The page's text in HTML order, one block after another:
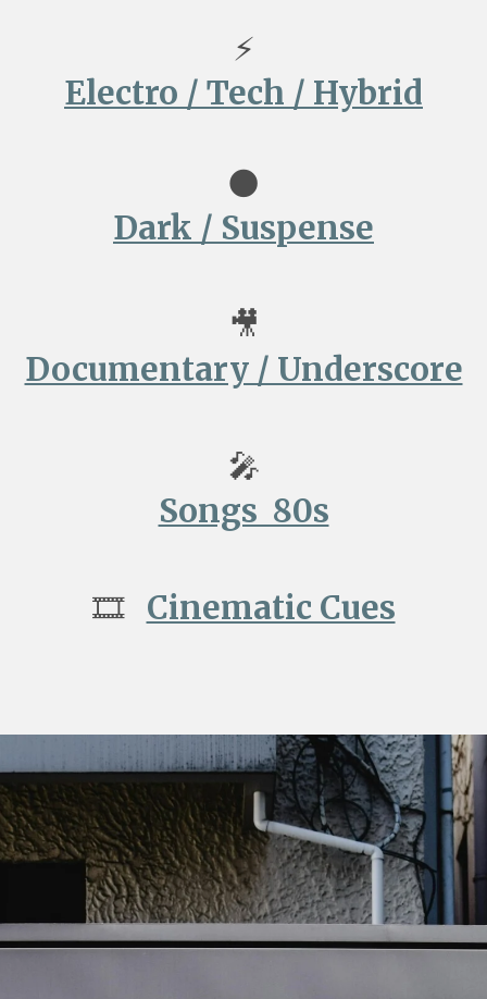
⚡
Electro / Tech / Hybrid
🌑
Dark / Suspense
🎥
Documentary / Underscore
🎤
Songs 80s
🎞️ Cinematic Cues